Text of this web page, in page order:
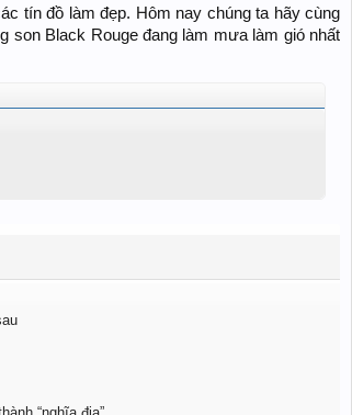
tín đồ làm đẹp. Hôm nay chúng ta hãy cùng
son Black Rouge đang làm mưa làm gió nhất